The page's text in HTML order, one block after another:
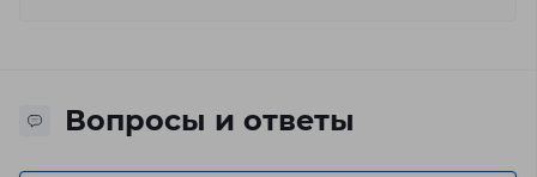
Вопросы и ответы